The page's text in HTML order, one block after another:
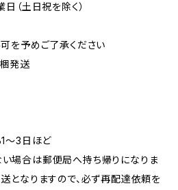
（土日祝を除く）
可を予めご了承ください
発送
〜3日ほど
場合は郵便局へ持ち帰りになりま
となりますので、必ず再配達依頼を